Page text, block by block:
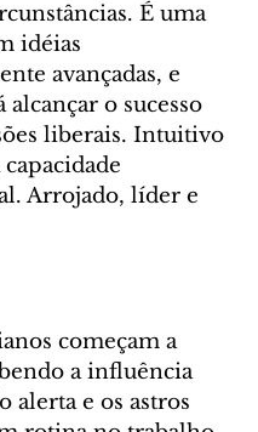
É uma
idéias
avançadas, e
alcançar o sucesso
liberais. Intuitivo
Arrojado, líder e
começam a
a influência
alerta e os astros